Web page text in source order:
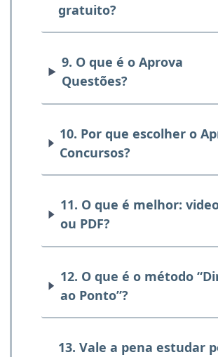
gratuito?
9. O que é o Aprova
Questões?
10. Por que escolher o
Concursos?
11. O que é melhor:
ou PDF?
12. O que é o método
ao Ponto”?
13. Vale a pena estudar